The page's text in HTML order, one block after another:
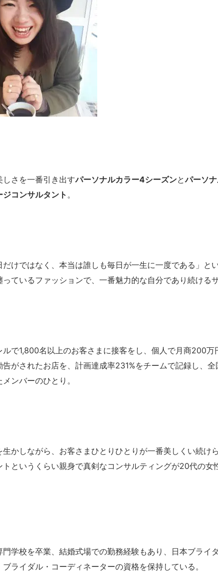
しさを一番引き出すパーソナルカラー4シーズンとパーソ
ジコンサルタント 。
だけではなく、本当は誰しも毎日が一生に一度である」と
ているファッションで、一番魅力的な自分であり続ける
ルで1,800名以上のお客さまに接客をし、個人で月商200
告がされたお店を、計画達成率231%をチームで記録し、全
ンバーのひとり。
生かしながら、お客さまひとりひとりが一番美しくい続け
トというくらい親身で真剣なコンサルティングが20代の女
門学校を卒業、結婚式場での勤務経験もあり、日本ブライ
ライダル・コーディネーターの資格を保持している。